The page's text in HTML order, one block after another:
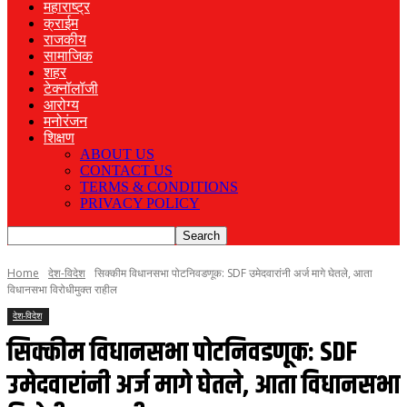
महाराष्ट्र
क्राईम
राजकीय
सामाजिक
शहर
टेक्नॉलॉजी
आरोग्य
मनोरंजन
शिक्षण
ABOUT US
CONTACT US
TERMS & CONDITIONS
PRIVACY POLICY
Home देश-विदेश सिक्कीम विधानसभा पोटनिवडणूक: SDF उमेदवारांनी अर्ज मागे घेतले, आता
विधानसभा विरोधीमुक्त राहील
देश-विदेश
सिक्कीम विधानसभा पोटनिवडणूक: SDF
उमेदवारांनी अर्ज मागे घेतले, आता विधानसभा